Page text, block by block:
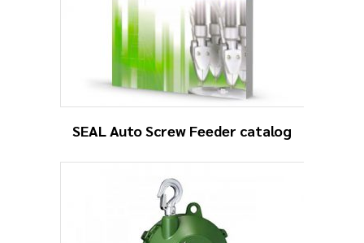
SEAL Auto Screw Feeder catalog